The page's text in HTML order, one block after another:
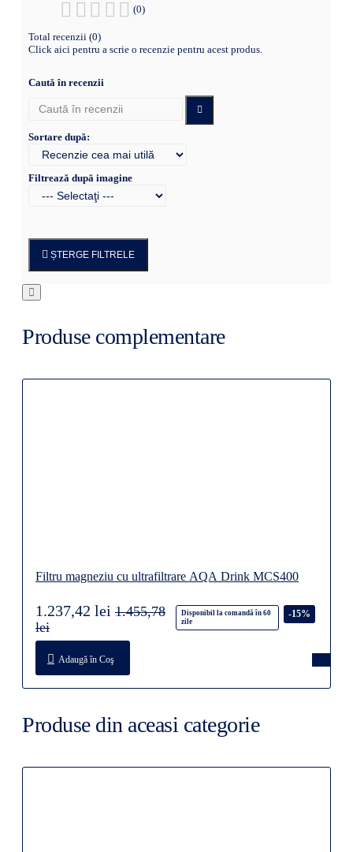
(0)
Total recenzii (0)
Click aici pentru a scrie o recenzie pentru acest produs.
Caută în recenzii
Sortare după:
Filtrează după imagine
ȘTERGE FILTRELE
Produse complementare
Filtru magneziu cu ultrafiltrare AQA Drink MCS400
Disponibil la comandă în 60
zile
-15%
1.237,42 lei 1.455,78
lei
Adaugă în Coş
Produse din aceasi categorie